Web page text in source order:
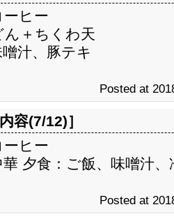
ヒー
ん＋ちくわ天
汁、豚テキ
Posted at
容(7/12)］
ヒー
夕食：ご飯、味噌汁
Posted at